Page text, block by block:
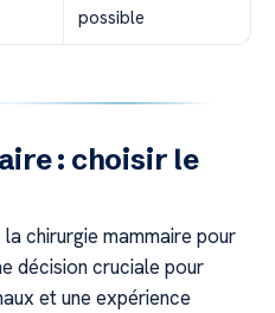
possible
: choisir le
chirurgie mammaire pour
décision cruciale pour
et une expérience